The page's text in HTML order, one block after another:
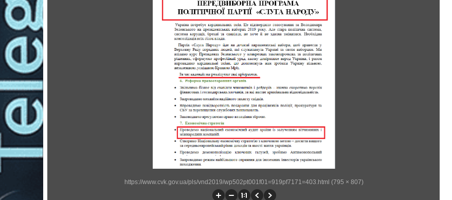
https://www.cvk.gov.ua/pls/vnd2019/wp502pt001f01=919pf7171=403.html (795 × 807)